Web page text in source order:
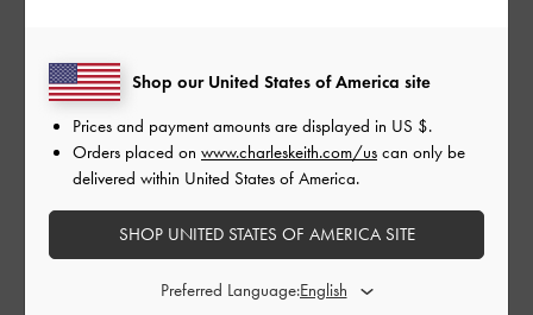
Shop our United States of America site
Prices and payment amounts are displayed in US $.
Orders placed on www.charleskeith.com/us can only be
delivered within United States of America.
SHOP UNITED STATES OF AMERICA SITE
Preferred Language: